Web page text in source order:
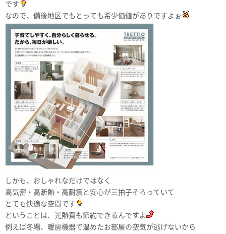
です
なので、備後地区でもとっても希少価値がありですよぉ
しかも、おしゃれなだけではなく
高気密・高断熱・高耐震と安心が三拍子そろっていて
とても快適な空間です
ということは、光熱費も節約できるんですよ
例えば冬場、暖房機器で温めたお部屋の空気が逃げないから